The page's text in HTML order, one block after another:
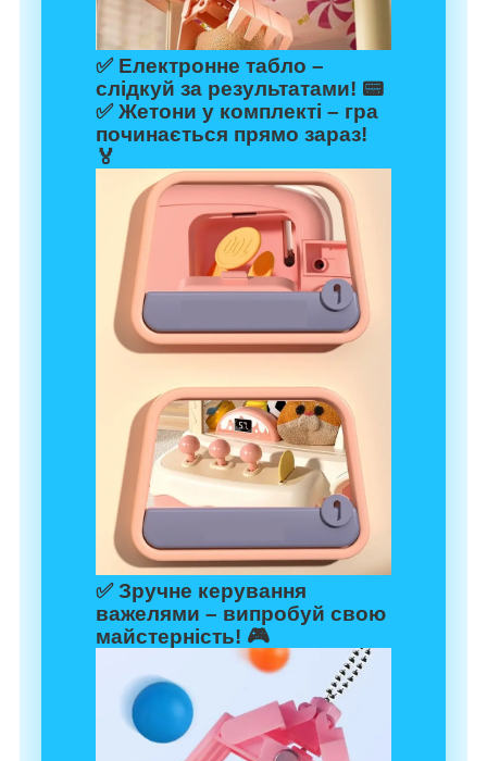
✅ Електронне табло –
слідкуй за результатами! 📟
✅Жетони у комплекті – гра
починається прямо зараз!
🏅
✅Зручне керування
важелями – випробуй свою
майстерність! 🎮